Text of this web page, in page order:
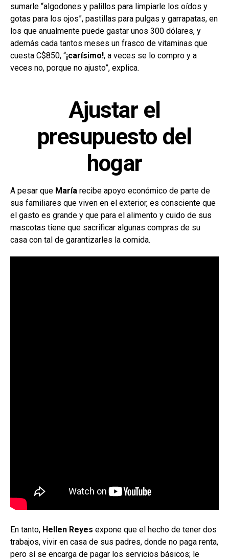
sumarle “algodones y palillos para limpiarle los oídos y
gotas para los ojos”, pastillas para pulgas y garrapatas, en
los que anualmente puede gastar unos 300 dólares, y
además cada tantos meses un frasco de vitaminas que
cuesta C$850, “¡carísimo!, a veces se lo compro y a
veces no, porque no ajusto”, explica.
Ajustar el
presupuesto del
hogar
A pesar que María recibe apoyo económico de parte de
sus familiares que viven en el exterior, es consciente que
el gasto es grande y que para el alimento y cuido de sus
mascotas tiene que sacrificar algunas compras de su
casa con tal de garantizarles la comida.
En tanto, Hellen Reyes expone que el hecho de tener dos
trabajos, vivir en casa de sus padres, donde no paga renta,
pero sí se encarga de pagar los servicios básicos; le